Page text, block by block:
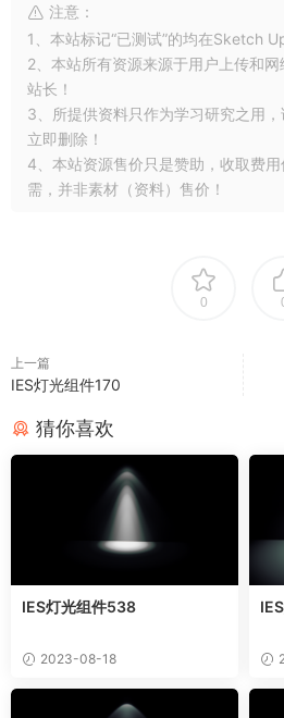
注意：
1、本站标记“已测试”的均在Sketch
2、本站所有资源来源于用户上传和
站长！
3、所提供资料只作为学习研究之用
立即删除！
4、本站资源售价只是赞助，收取费
需，并非素材（资料）售价！
0
上一篇
IES灯光组件170
猜你喜欢
IES灯光组件538
2023-08-18